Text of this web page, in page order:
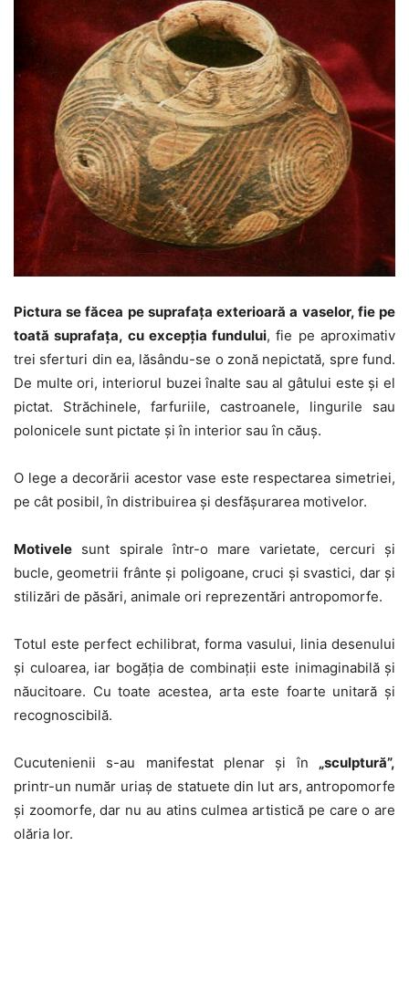
Pictura se făcea pe suprafața exterioară a vaselor, fie pe
toată suprafața, cu excepția fundului, fie pe aproximativ
trei sferturi din ea, lăsându-se o zonă nepictată, spre fund.
De multe ori, interiorul buzei înalte sau al gâtului este și el
pictat. Străchinele, farfuriile, castroanele, lingurile sau
polonicele sunt pictate şi în interior sau în căuș.
O lege a decorării acestor vase este respectarea simetriei,
pe cât posibil, în distribuirea și desfășurarea motivelor.
Motivele sunt spirale într-o mare varietate, cercuri și
bucle, geometrii frânte și poligoane, cruci și svastici, dar și
stilizări de păsări, animale ori reprezentări antropomorfe.
Totul este perfect echilibrat, forma vasului, linia desenului
și culoarea, iar bogăția de combinații este inimaginabilă și
năucitoare. Cu toate acestea, arta este foarte unitară și
recognoscibilă.
Cucutenienii s-au manifestat plenar și în „sculptură”,
printr-un număr uriaș de statuete din lut ars, antropomorfe
și zoomorfe, dar nu au atins culmea artistică pe care o are
olăria lor.